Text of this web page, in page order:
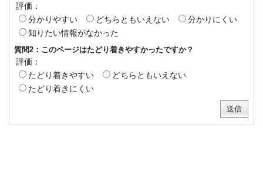
評価：
分かりやすい
どちらともいえない
分かりにくい
知りたい情報がなかった
質問2：このページはたどり着きやすかったですか？
評価：
たどり着きやすい
どちらともいえない
たどり着きにくい